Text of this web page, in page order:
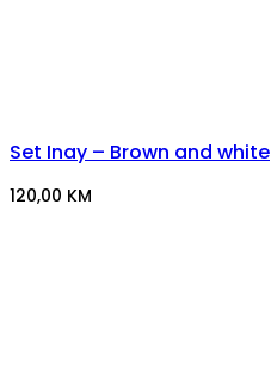
Set Inay – Brown and white
120,00 KM